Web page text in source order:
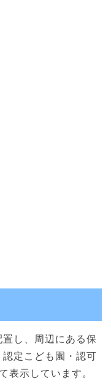
し、周辺にある保
定こども園・認可
表示しています。